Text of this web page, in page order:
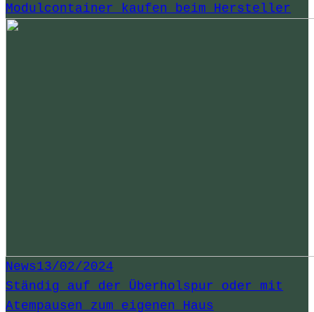
Modulcontainer kaufen beim Hersteller
News13/02/2024
Ständig auf der Überholspur oder mit
Atempausen zum eigenen Haus